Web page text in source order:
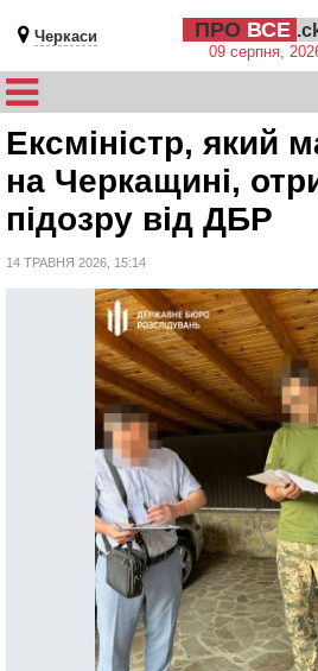
Черкаси ПРО ВСЕ
09 серпня,
Ексміністр, який
на Черкащині,
підозру від ДБР
14 ТРАВНЯ 2026, 15:14